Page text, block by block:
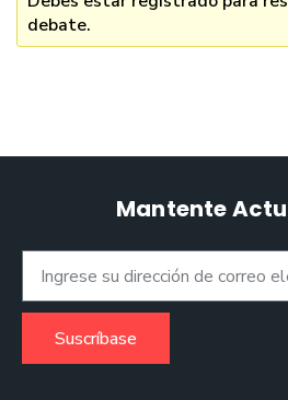
debate.
Mantente
Suscríbase